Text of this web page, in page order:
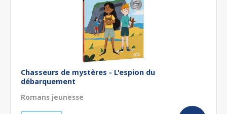
Chasseurs de mystères - L'espion du
débarquement
Romans jeunesse